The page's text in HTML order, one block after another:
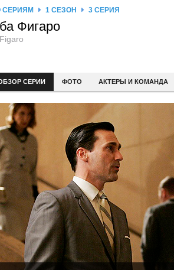
СЕРИЯМ 1 СЕЗОН 3 СЕРИЯ
Фигаро
СЕРИИ ФОТО АКТЕРЫ И КОМАНДА